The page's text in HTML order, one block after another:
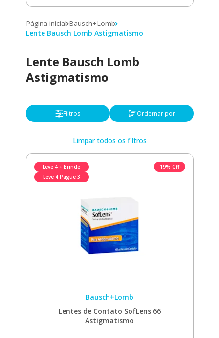
Página inicial Bausch+Lomb
Lente Bausch Lomb Astigmatismo
Lente Bausch Lomb
Astigmatismo
Filtros Ordernar por
Limpar todos os filtros
Leve 4 + Brinde
Leve 4 Pague 3
19% Off
Bausch+Lomb
Lentes de Contato SofLens 66
Astigmatismo